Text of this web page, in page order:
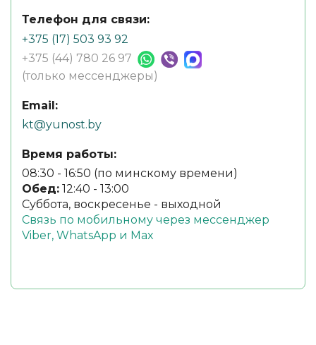
Телефон для связи:
+375 (17) 503 93 92
+375 (44) 780 26 97
(только мессенджеры)
Email:
kt@yunost.by
Время работы:
08:30 - 16:50 (по минскому времени)
Обед: 12:40 - 13:00
Суббота, воскресенье - выходной
Связь по мобильному через мессенджер
Viber, WhatsApp и Max